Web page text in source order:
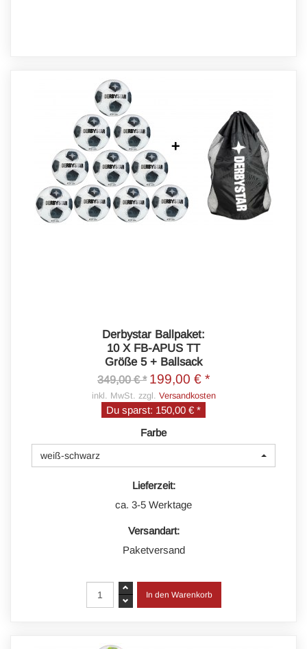
Derbystar Ballpaket:
10 X FB-APUS TT
Größe 5 + Ballsack
349,00 € * 199,00 € *
inkl. MwSt. zzgl. Versandkosten
Du sparst: 150,00 € *
Farbe
weiß-schwarz
Lieferzeit:
ca. 3-5 Werktage
Versandart:
Paketversand